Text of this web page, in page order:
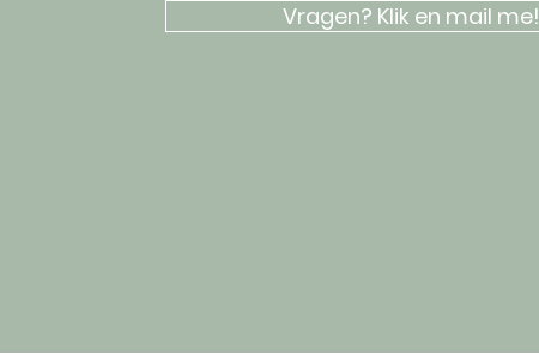
Vragen? Klik en mail me!